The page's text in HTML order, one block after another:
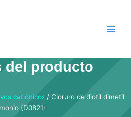
del producto
catiónicos / Cloruro de diotil dimetil
(D0821)